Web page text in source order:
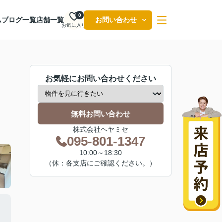
ブログ一覧店舗一覧
お気に入り
0
お問い合わせ
お気軽にお問い合わせください
無料お問い合わせ
株式会社ヘヤミセ
095-801-1347
10:00～18:30
（休：各支店にご確認ください。）